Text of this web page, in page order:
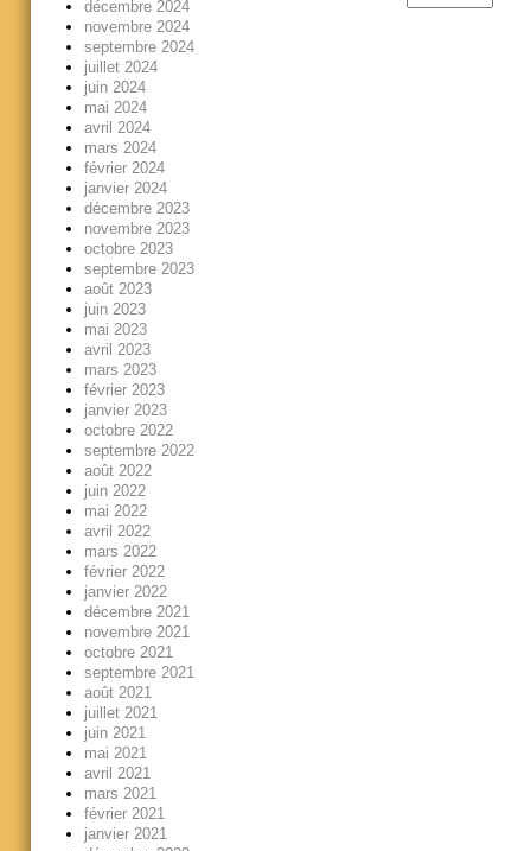
décembre 2024
novembre 2024
septembre 2024
juillet 2024
juin 2024
mai 2024
avril 2024
mars 2024
février 2024
janvier 2024
décembre 2023
novembre 2023
octobre 2023
septembre 2023
août 2023
juin 2023
mai 2023
avril 2023
mars 2023
février 2023
janvier 2023
octobre 2022
septembre 2022
août 2022
juin 2022
mai 2022
avril 2022
mars 2022
février 2022
janvier 2022
décembre 2021
novembre 2021
octobre 2021
septembre 2021
août 2021
juillet 2021
juin 2021
mai 2021
avril 2021
mars 2021
février 2021
janvier 2021